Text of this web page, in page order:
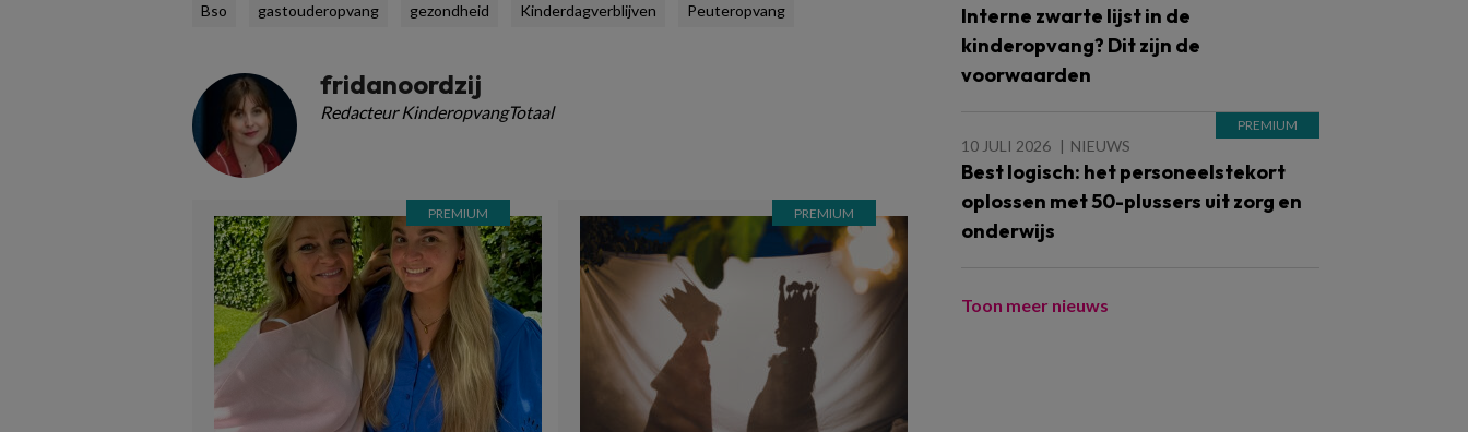
Bso gastouderopvang gezondheid Kinderdagverblijven Peuteropvang
fridanoordzij
Redacteur KinderopvangTotaal
Interne zwarte lijst in de
kinderopvang? Dit zijn de
voorwaarden
10 JULI 2026 NIEUWS
Best logisch: het personeelstekort
oplossen met 50-plussers uit zorg en
onderwijs
Toon meer nieuws